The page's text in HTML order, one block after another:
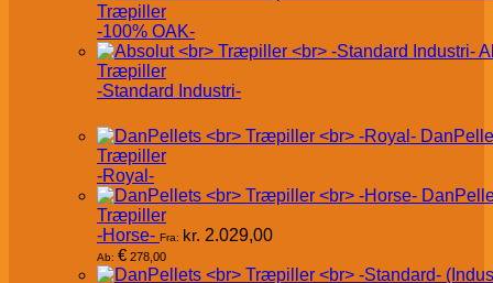
Træpiller
-100% OAK-
Træpiller
-Standard Industri-
Træpiller
-Royal-
Træpiller
-Horse- Fra: kr. 2.029,00
Ab: € 278,00